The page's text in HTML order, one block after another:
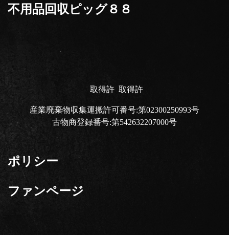
不用品回収ピッグ８８
取得許 取得許
産業廃棄物収集運搬許可番号:第02300250993号
古物商登録番号:第542632207000号
ポリシー
ファンページ